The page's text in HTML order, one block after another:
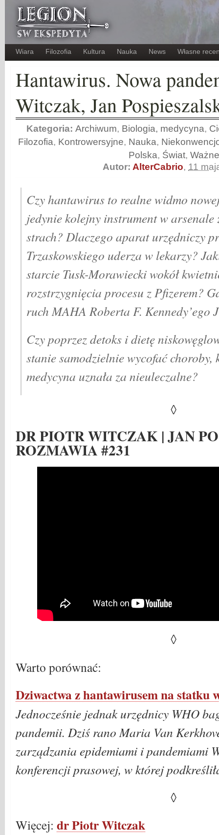
Wiara Filozofia Kultura Nauka News Własne
Hantawirus. Nowa
Witczak, Jan
Kategoria: Archiwum, Biologia, medycyna,
Filozofia, Kontrowersyjne, Nauka,
Polska, Świat, Ważne
Autor: AlterCabrio, 11
Czy hantawirus to realne widmo
jedynie kolejny instrument w arsenale
strach? Dlaczego aparat urzędniczy
Trzaskowskiego uderza w lekarzy?
starcie Tusk-Morawiecki wokół
rozstrzygnięcia procesu z Pfizerem?
ruch MAHA Roberta F. Kennedy’ego
Czy poprzez detoks i dietę
stanie samodzielnie wycofać choroby,
medycyna uznała za nieuleczalne?
◊
DR PIOTR WITCZAK | JAN
ROZMAWIA #231
◊
Warto porównać:
Dziwactwa z hantawirusem na statku
Jednocześnie jednak urzędnicy WHO
pandemii. Dziś rano Maria Van
zarządzania epidemiami i pandemiami
konferencji prasowej, w której
◊
Więcej: dr Piotr Witczak